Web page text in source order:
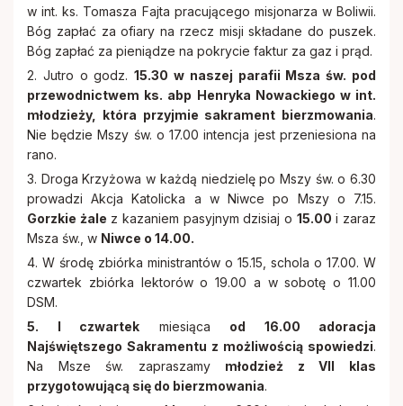
Rada Duszpasterska i Gospodarcza
Standardy ochrony małoletnich
w int. ks. Tomasza Fajta pracującego misjonarza w Boliwii.
Bóg zapłać za ofiary na rzecz misji składane do puszek.
Bóg zapłać za pieniądze na pokrycie faktur za gaz i prąd.
2. Jutro o godz.15.30 w naszej parafii Msza św. pod
przewodnictwem ks. abp Henryka Nowackiego w int.
młodzieży, która przyjmie sakrament bierzmowania.
Nie będzie Mszy św. o 17.00 intencja jest przeniesiona na
rano.
3. Droga Krzyżowa w każdą niedzielę po Mszy św. o 6.30
prowadzi Akcja Katolicka a w Niwce po Mszy o 7.15.
Gorzkie żale z kazaniem pasyjnym dzisiaj o 15.00 i zaraz
Msza św., w Niwce o 14.00.
4. W środę zbiórka ministrantów o 15.15, schola o 17.00. W
czwartek zbiórka lektorów o 19.00 a w sobotę o 11.00
DSM.
5. I czwartek miesiąca od 16.00 adoracja
Najświętszego Sakramentu z możliwością spowiedzi.
Na Msze św. zapraszamy młodzież z VII klas
przygotowującą się do bierzmowania.